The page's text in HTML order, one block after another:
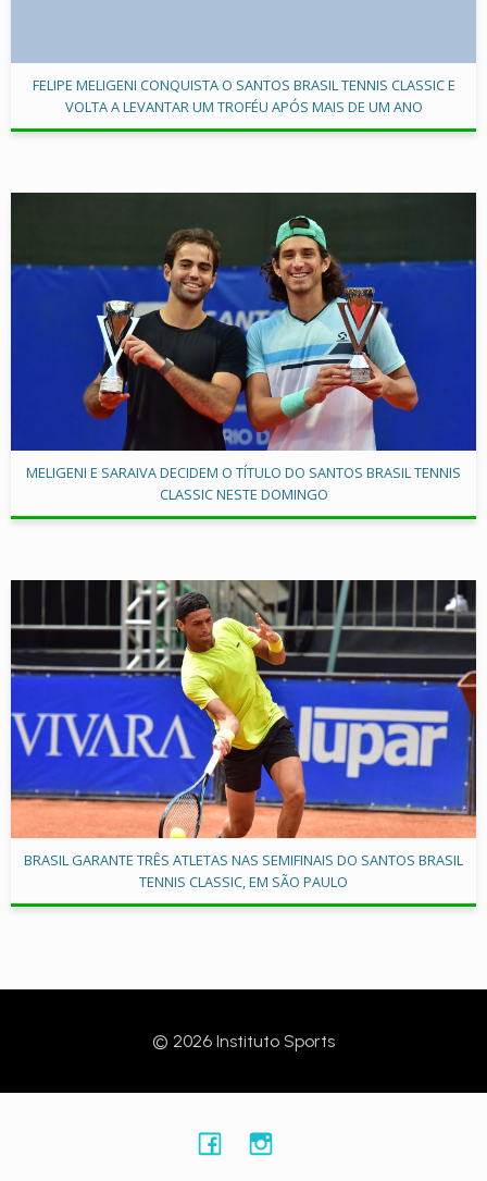
FELIPE MELIGENI CONQUISTA O SANTOS BRASIL TENNIS CLASSIC E
VOLTA A LEVANTAR UM TROFÉU APÓS MAIS DE UM ANO
MELIGENI E SARAIVA DECIDEM O TÍTULO DO SANTOS BRASIL TENNIS
CLASSIC NESTE DOMINGO
BRASIL GARANTE TRÊS ATLETAS NAS SEMIFINAIS DO SANTOS BRASIL
TENNIS CLASSIC, EM SÃO PAULO
© 2026 Instituto Sports